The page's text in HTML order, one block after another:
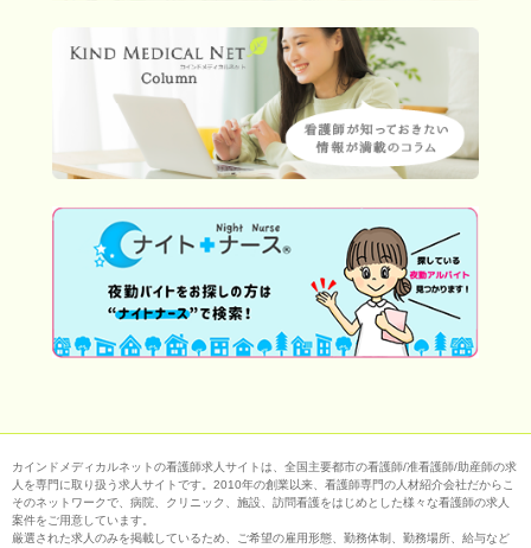
カインドメディカルネットの看護師求人サイトは、全国主要都市の看護師/准看護師/助産師の求
人を専門に取り扱う求人サイトです。2010年の創業以来、看護師専門の人材紹介会社だからこ
そのネットワークで、病院、クリニック、施設、訪問看護をはじめとした様々な看護師の求人
案件をご用意しています。
厳選された求人のみを掲載しているため、ご希望の雇用形態、勤務体制、勤務場所、給与など